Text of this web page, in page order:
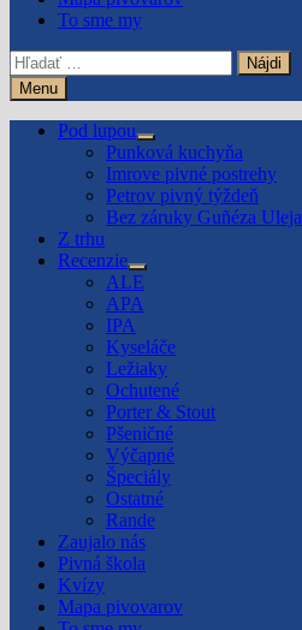
To sme my
Hľadať:
Menu
Pod lupou
Show
sub
menu
Punková kuchyňa
Imrove pivné postrehy
Petrov pivný týždeň
Bez záruky Guñéza Uleja
Z trhu
Recenzie
Show
sub
menu
ALE
APA
IPA
Kyseláče
Ležiaky
Ochutené
Porter & Stout
Pšeničné
Výčapné
Špeciály
Ostatné
Rande
Zaujalo nás
Pivná škola
Kvízy
Mapa pivovarov